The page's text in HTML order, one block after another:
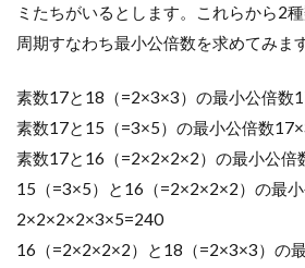
ミたちがいるとします。これらから2
周期すなわち最小公倍数を求めてみます
素数17と18（=2×3×3）の最小公倍数
素数17と15（=3×5）の最小公倍数
素数17と16（=2×2×2×2）の最小公
15（=3×5）と16（=2×2×2×2）の最
2×2×2×2×3×5=240
16（=2×2×2×2）と18（=2×3×3）の